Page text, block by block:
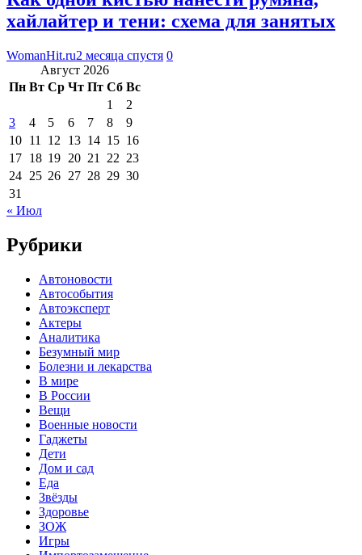
хайлайтер и тени: схема для занятых
WomanHit.ru2 месяца спустя 0
Август 2026
Пн Вт Ср Чт Пт Сб Вс
1
2
3
4 5 6 7 8
9
10 11 12 13 14 15 16
17 18 19 20 21 22 23
24 25 26 27 28 29 30
31
« Июл
Рубрики
Автоновости
Автособытия
Автоэксперт
Актеры
Аналитика
Безумный мир
Болезни и лекарства
В мире
В России
Вещи
Военные новости
Гаджеты
Дети
Дом и сад
Еда
Звёзды
Здоровье
ЗОЖ
Игры